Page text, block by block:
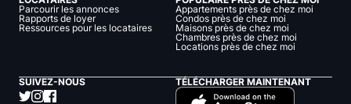
Parcourir les annonces
Rapports de loyer
Ressources pour les locataires
Appartements près de chez moi
Condos près de chez moi
Maisons près de chez moi
Chambres près de chez moi
Locations près de chez moi
SUIVEZ-NOUS TÉLÉCHARGER MAINTENANT